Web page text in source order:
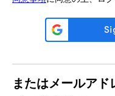
またはメールアド